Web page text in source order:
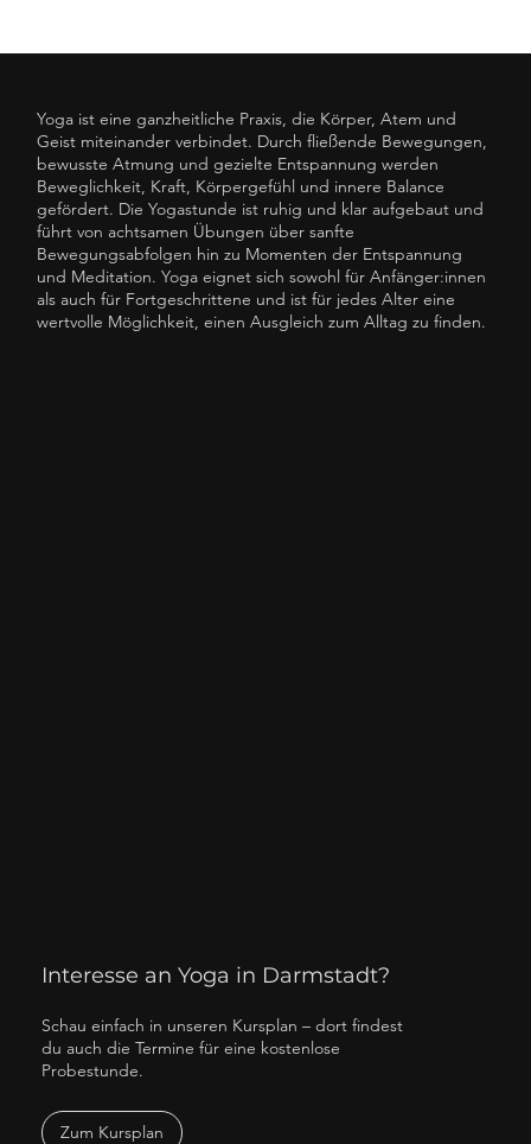
Yoga ist eine ganzheitliche Praxis, die Körper, Atem und
Geist miteinander verbindet. Durch fließende Bewegungen,
bewusste Atmung und gezielte Entspannung werden
Beweglichkeit, Kraft, Körpergefühl und innere Balance
gefördert. Die Yogastunde ist ruhig und klar aufgebaut und
führt von achtsamen Übungen über sanfte
Bewegungsabfolgen hin zu Momenten der Entspannung
und Meditation. Yoga eignet sich sowohl für Anfänger:innen
als auch für Fortgeschrittene und ist für jedes Alter eine
wertvolle Möglichkeit, einen Ausgleich zum Alltag zu finden.
Interesse an Yoga in Darmstadt?
Schau einfach in unseren Kursplan – dort findest
du auch die Termine für eine kostenlose
Probestunde.
Zum Kursplan